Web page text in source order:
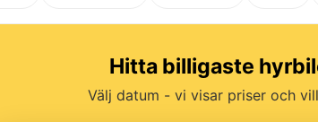
Hitta billigaste
Välj datum - vi visar priser och